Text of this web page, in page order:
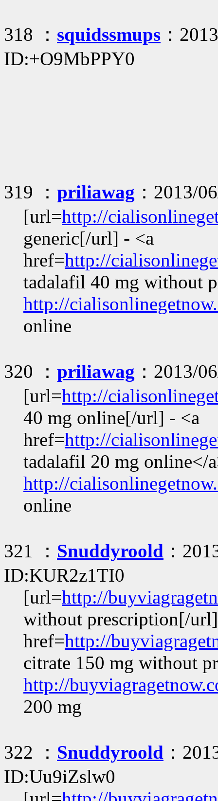
318 ： squidssmups ：
ID:+O9MbPPY0
319 ： priliawag ：2013/
[url=http://
generic[/url] - <a
href=http://
tadalafil 40 mg without
http://
online
320 ： priliawag ：2013/
[url=http://
40 mg online[/url] - <a
href=http://
tadalafil 20 mg online</
http://
online
321 ： Snuddyroold ：
ID:KUR2z1TI0
[url=http://
without prescription[/
href=http://
citrate 150 mg without
http://
200 mg
322 ： Snuddyroold ：
ID:Uu9iZslw0